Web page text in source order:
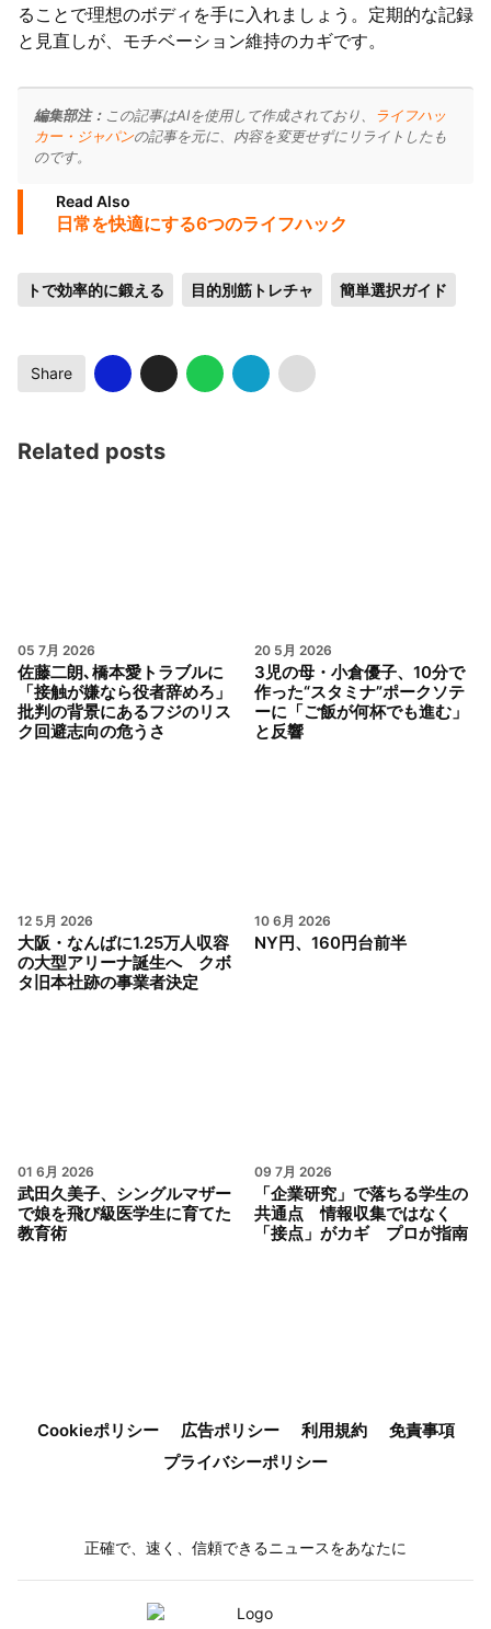
ることで理想のボディを手に入れましょう。定期的な記録
と見直しが、モチベーション維持のカギです。
編集部注： この記事はAIを使用して作成されており、
ライフハッ
カー・ジャパンの記事を元に、内容を変更せずにリライトしたも
のです。
Read Also
日常を快適にする6つのライフハック
トで効率的に鍛える 目的別筋トレチャ 簡単選択ガイド
Share
Related posts
05 7月 2026
佐藤二朗､橋本愛トラブルに
「接触が嫌なら役者辞めろ」
批判の背景にあるフジのリス
ク回避志向の危うさ
20 5月 2026
3児の母・小倉優子、10分で
作った“スタミナ”ポークソテ
ーに「ご飯が何杯でも進む」
と反響
12 5月 2026
大阪・なんばに1.25万人収容
の大型アリーナ誕生へ クボ
タ旧本社跡の事業者決定
10 6月 2026
NY円、160円台前半
01 6月 2026
武田久美子、シングルマザー
で娘を飛び級医学生に育てた
教育術
09 7月 2026
「企業研究」で落ちる学生の
共通点 情報収集ではなく
「接点」がカギ プロが指南
Cookieポリシー 広告ポリシー 利用規約
免責事項
プライバシーポリシー
正確で、速く、信頼できるニュースをあなたに